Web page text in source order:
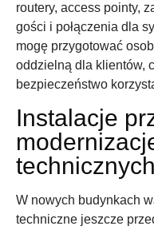
routery, access pointy,
gości i połączenia dla
mogę przygotować
oddzielną dla klientów,
bezpieczeństwo
Instalacje
W nowych budynkach
techniczne jeszcze